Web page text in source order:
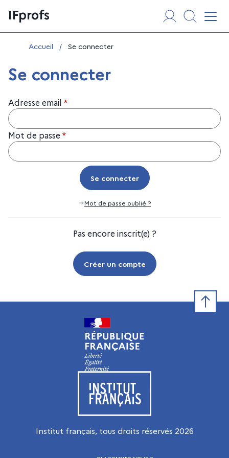
au
contenu
IFprofs
Vous êtes ici :
Accueil / Se connecter
Se connecter
Adresse email *
Mot de passe *
Se connecter
Se connecter
Mot de passe oublié ?
Pas encore inscrit(e) ?
Créer un compte
Visiter le site de l’Institut français
Institut français, tous droits réservés 2026